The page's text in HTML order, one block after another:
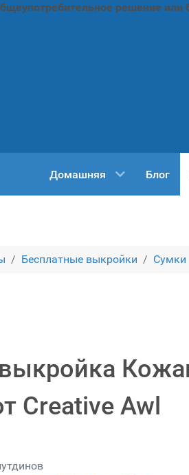
решение или
Домашняя Блог
Бесплатные выкройки Сумки
Creative Awl